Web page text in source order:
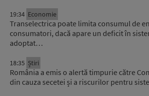
19:34 Economie
Transelectrica poate limita consumul de
consumatori, dacă apare un deficit în
adoptat…
18:35 Știri
România a emis o alertă timpurie către
din cauza secetei și a riscurilor pentru